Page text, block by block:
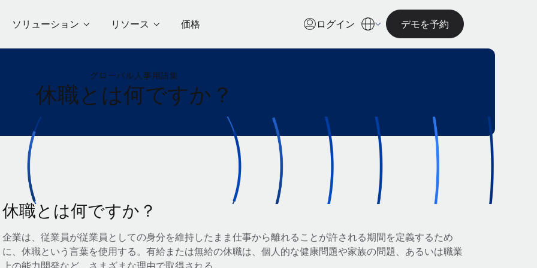
ソリューション リソース 価格 ログイン デモを予約
グローバル人事用語集
休職とは何ですか？
休職とは何ですか？
企業は、従業員が従業員としての身分を維持したまま仕事から離れることが許される期間を定義するため
に、休職という言葉を使用する。有給または無給の休職は、個人的な健康問題や家族の問題、あるいは職業
上の能力開発など、さまざまな理由で取得される。